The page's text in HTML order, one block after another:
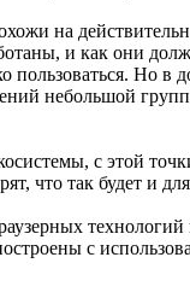
на
и как они
Но в
небольшой
с этой
что так будет и
с